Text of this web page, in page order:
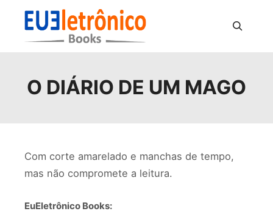
O DIÁRIO DE UM MAGO
Com corte amarelado e manchas de tempo,
mas não compromete a leitura.
EuEletrônico Books: